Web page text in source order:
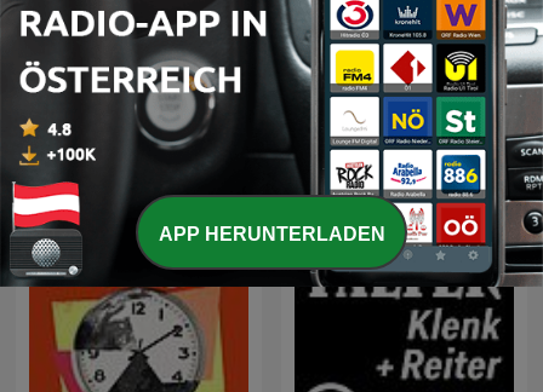
DIE GRUABERIN LEGEND
APP HERUNTERLADEN